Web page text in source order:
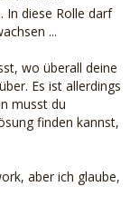
In diese Rolle darf
...
wo überall deine
Es ist allerdings
musst du
finden kannst,
aber ich glaube,